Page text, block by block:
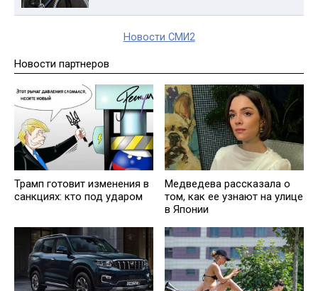
Новости СМИ2
Новости партнеров
Трамп готовит изменения в
санкциях: кто под ударом
Медведева рассказала о
том, как ее узнают на улице
в Японии